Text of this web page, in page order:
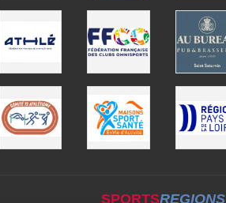
SPORTSREGIONS